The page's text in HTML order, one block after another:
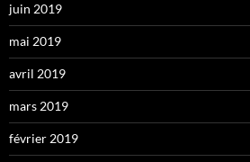
juin 2019
mai 2019
avril 2019
mars 2019
février 2019